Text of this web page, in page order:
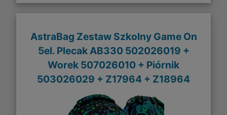
AstraBag Zestaw Szkolny Game On
5el. Plecak AB330 502026019 +
Worek 507026010 + Piórnik
503026029 + Z17964 + Z18964